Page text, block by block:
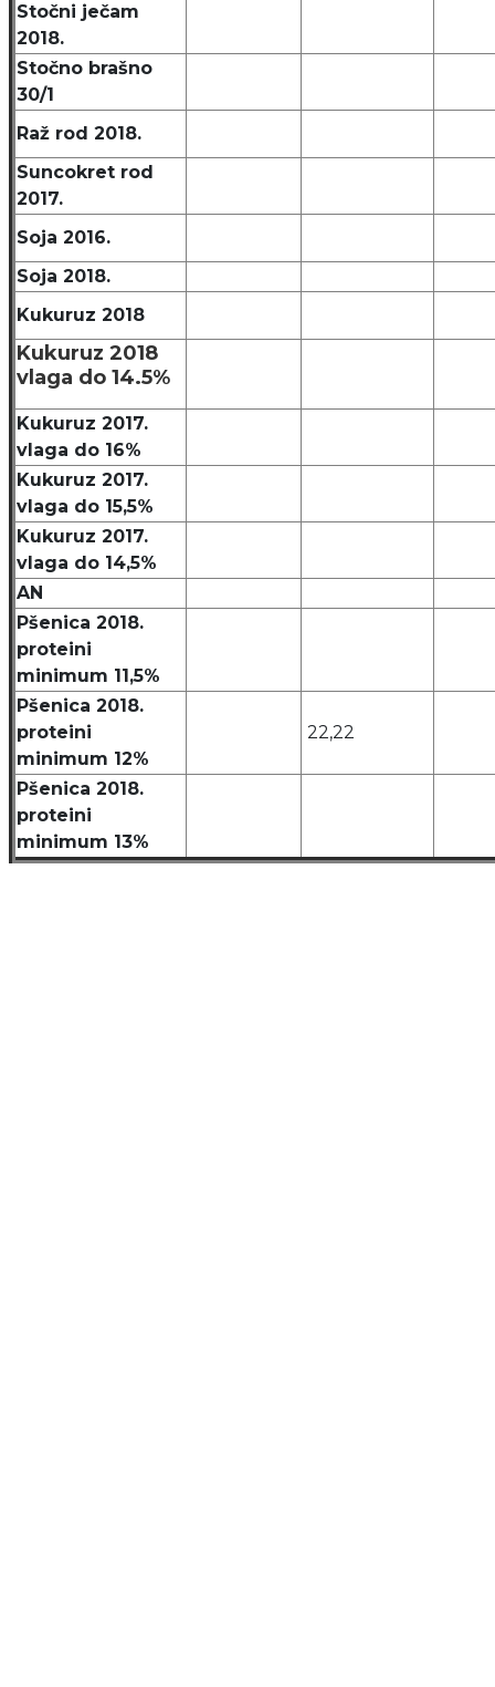
Stočni ječam
2018.
Stočno brašno
30/1
Raž rod 2018.
Suncokret rod
2017.
Soja 2016.
Soja 2018.
Kukuruz 2018
Kukuruz 2018
vlaga do 14.5%
Kukuruz 2017.
vlaga do 16%
Kukuruz 2017.
vlaga do 15,5%
Kukuruz 2017.
vlaga do 14,5%
AN
Pšenica 2018.
proteini
minimum 11,5%
Pšenica 2018.
proteini
minimum 12%
22,22
Pšenica 2018.
proteini
minimum 13%